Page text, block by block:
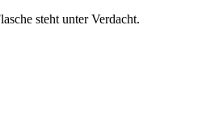
steht unter Verdacht.